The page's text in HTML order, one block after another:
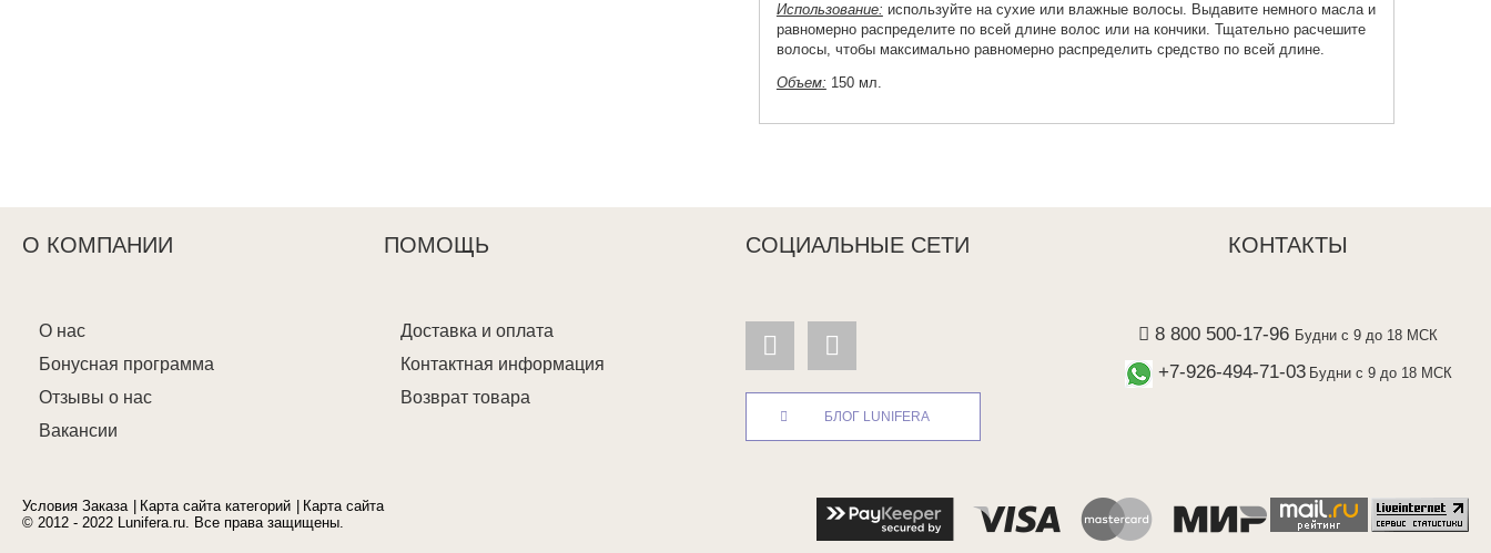
Использование: используйте на сухие или влажные волосы. Выдавите немного масла и
равномерно распределите по всей длине волос или на кончики. Тщательно расчешите
волосы, чтобы максимально равномерно распределить средство по всей длине.
Объем: 150 мл.
О КОМПАНИИ ПОМОЩЬ СОЦИАЛЬНЫЕ СЕТИ КОНТАКТЫ
О нас
Бонусная программа
Отзывы о нас
Вакансии
Доставка и оплата
Контактная информация
Возврат товара
БЛОГ LUNIFERA
8 800 500-17-96 Будни с 9 до 18 МСК
+7-926-494-71-03 Будни с 9 до 18 МСК
Условия Заказа Карта сайта категорий
Карта сайта
© 2012 - 2022 Lunifera.ru. Все права защищены.